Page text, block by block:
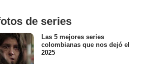
de series
Las 5 mejores series
colombianas que nos dejó el
2025